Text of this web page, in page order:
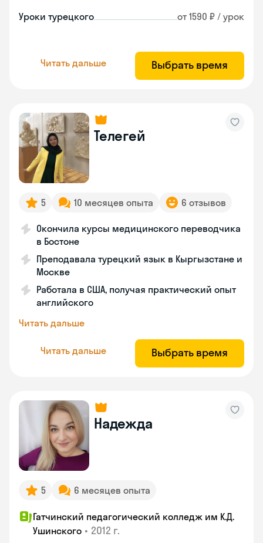
Уроки турецкого от 1590 ₽ / урок
Читать дальше Выбрать время
Телегей
5 10 месяцев опыта 6 отзывов
Окончила курсы медицинского переводчика
в Бостоне
Преподавала турецкий язык в Кыргызстане и
Москве
Работала в США, получая практический опыт
английского
Читать дальше
Читать дальше Выбрать время
Надежда
5 6 месяцев опыта
Гатчинский педагогический колледж им К.Д.
Ушинского • 2012 г.